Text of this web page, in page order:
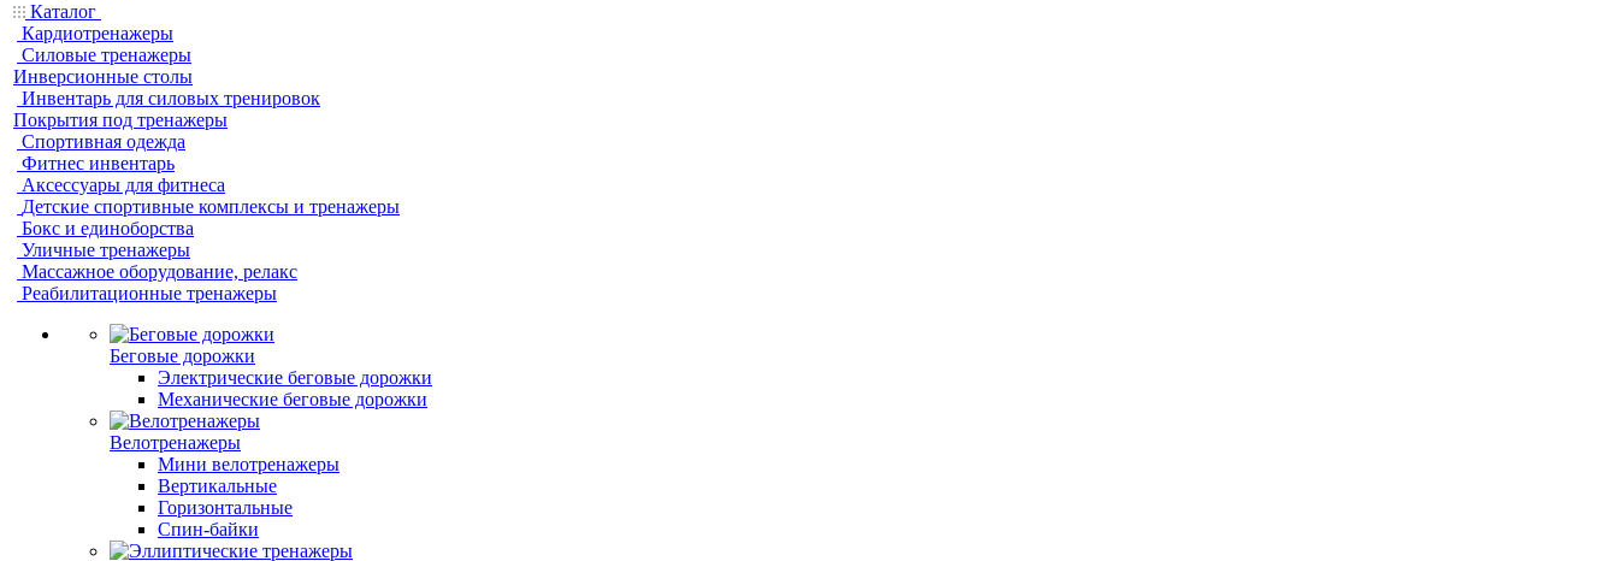
Каталог
Кардиотренажеры
Силовые тренажеры
Инверсионные столы
Инвентарь для силовых тренировок
Покрытия под тренажеры
Спортивная одежда
Фитнес инвентарь
Аксессуары для фитнеса
Детские спортивные комплексы и тренажеры
Бокс и единоборства
Уличные тренажеры
Массажное оборудование, релакс
Реабилитационные тренажеры
Беговые дорожки
Электрические беговые дорожки
Механические беговые дорожки
Велотренажеры
Мини велотренажеры
Вертикальные
Горизонтальные
Спин-байки